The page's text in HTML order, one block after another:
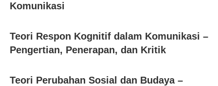
Komunikasi
Teori Respon Kognitif dalam Komunikasi –
Pengertian, Penerapan, dan Kritik
Teori Perubahan Sosial dan Budaya –